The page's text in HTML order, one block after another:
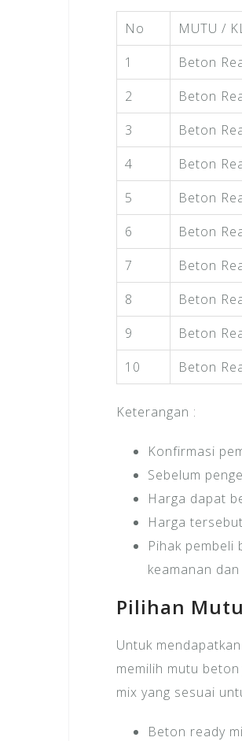
No MUTU /
1
Beton
2
Beton
3
Beton
4
Beton
5
Beton
6
Beton
7
Beton
8
Beton
9
Beton
10
Beton
Keterangan :
Konfirmasi
Sebelum
Harga dapat
Harga
Pihak pembeli
keamanan
Pilihan
Untuk
memilih mutu
mix yang sesuai
Beton ready